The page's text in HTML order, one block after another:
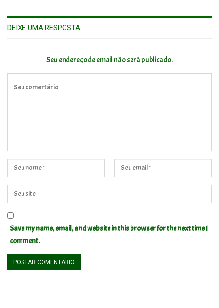
DEIXE UMA RESPOSTA
Seu endereço de email não será publicado.
Save my name, email, and website in this browser for the next time I
comment.